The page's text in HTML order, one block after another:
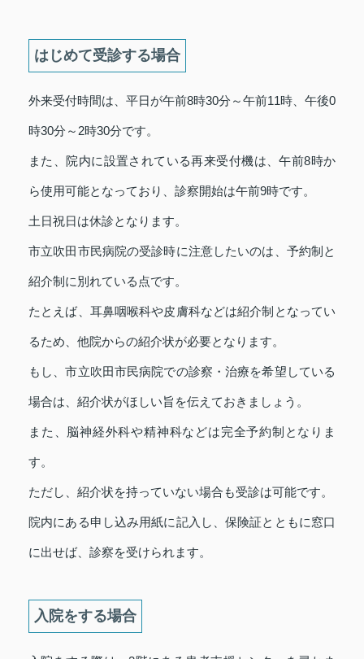
はじめて受診する場合
外来受付時間は、平日が午前8時30分～午前11時、午後0
時30分～2時30分です。
また、院内に設置されている再来受付機は、午前8時か
ら使用可能となっており、診察開始は午前9時です。
土日祝日は休診となります。
市立吹田市民病院の受診時に注意したいのは、予約制と
紹介制に別れている点です。
たとえば、耳鼻咽喉科や皮膚科などは紹介制となってい
るため、他院からの紹介状が必要となります。
もし、市立吹田市民病院での診察・治療を希望している
場合は、紹介状がほしい旨を伝えておきましょう。
また、脳神経外科や精神科などは完全予約制となりま
す。
ただし、紹介状を持っていない場合も受診は可能です。
院内にある申し込み用紙に記入し、保険証とともに窓口
に出せば、診察を受けられます。
入院をする場合